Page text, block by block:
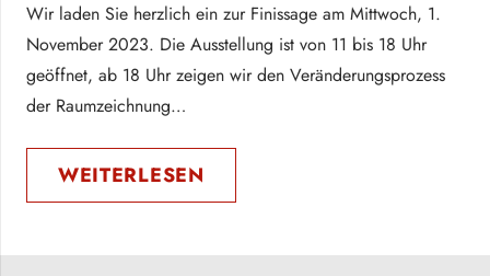
Wir laden Sie herzlich ein zur Finissage am Mittwoch, 1.
November 2023. Die Ausstellung ist von 11 bis 18 Uhr
geöffnet, ab 18 Uhr zeigen wir den Veränderungsprozess
der Raumzeichnung…
WEITERLESEN